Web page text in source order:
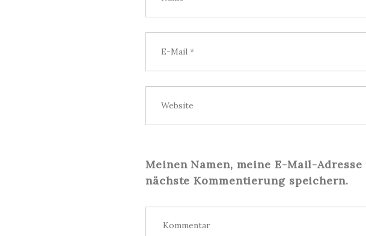
Meinen Namen, meine E-Mail-
nächste Kommentierung speichern.